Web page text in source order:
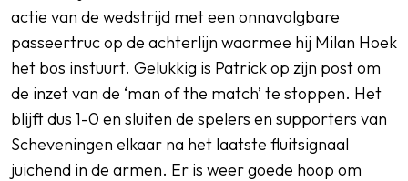
actie van de wedstrijd met een onnavolgbare
passeertruc op de achterlijn waarmee hij Milan Hoek
het bos instuurt. Gelukkig is Patrick op zijn post om
de inzet van de ‘man of the match’ te stoppen. Het
blijft dus 1-0 en sluiten de spelers en supporters van
Scheveningen elkaar na het laatste fluitsignaal
juichend in de armen. Er is weer goede hoop om